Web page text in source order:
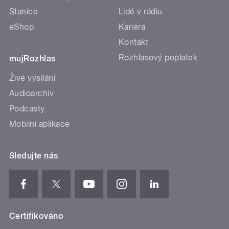
Stanice
eShop
mujRozhlas
Živé vysílání
Audioarchiv
Podcasty
Mobilní aplikace
Lidé v rádiu
Kariéra
Kontakt
Rozhlasový poplatek
Sledujte nás
Certifikováno